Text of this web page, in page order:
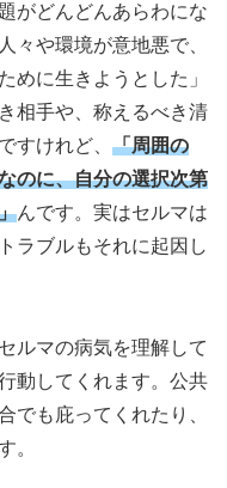
がどんどんあらわにな
々や環境が意地悪で、
めに生きようとした」
相手や、称えるべき清
すけれど、 「周囲の
のに、自分の選択次第
んです。実はセルマは
ラブルもそれに起因し
ルマの病気を理解して
動してくれます。公共
でも庇ってくれたり、
。